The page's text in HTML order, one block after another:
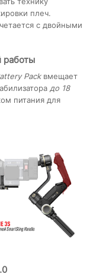
плеч.
с двойными
работы
Packвмещает
до 18
питания для